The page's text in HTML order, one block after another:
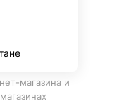
магазина и